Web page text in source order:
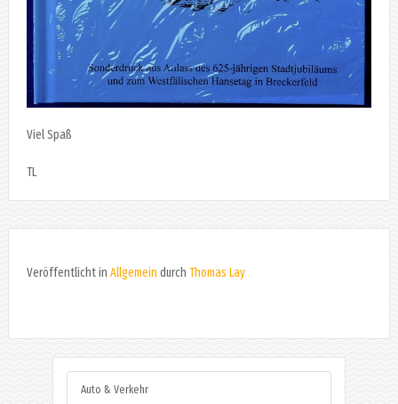
Viel Spaß
TL
Veröffentlicht in Allgemein durch Thomas Lay
Auto & Verkehr